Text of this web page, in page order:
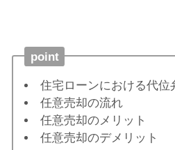
point
住宅ローンにおける代位
任意売却の流れ
任意売却のメリット
任意売却のデメリット